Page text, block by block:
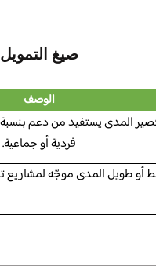
صيغ التمويل
الوصف
فردية أو جماعية.
أو طويل المدى موجّه لمشاريع